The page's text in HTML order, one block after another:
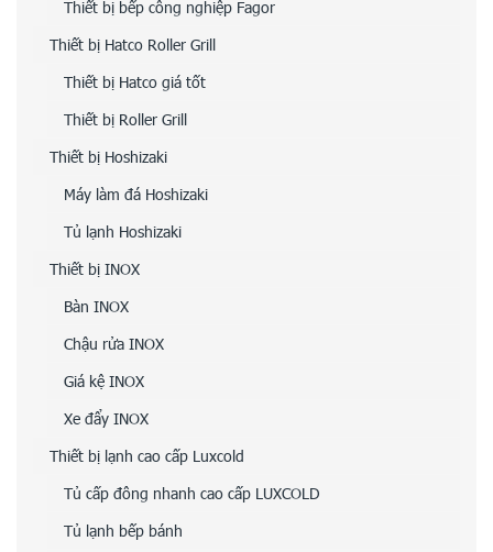
Thiết bị bếp công nghiệp Fagor
Thiết bị Hatco Roller Grill
Thiết bị Hatco giá tốt
Thiết bị Roller Grill
Thiết bị Hoshizaki
Máy làm đá Hoshizaki
Tủ lạnh Hoshizaki
Thiết bị INOX
Bàn INOX
Chậu rửa INOX
Giá kệ INOX
Xe đẩy INOX
Thiết bị lạnh cao cấp Luxcold
Tủ cấp đông nhanh cao cấp LUXCOLD
Tủ lạnh bếp bánh